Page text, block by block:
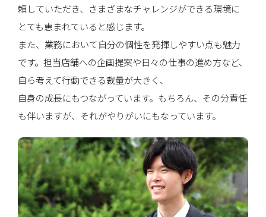
頼していただき、さまざまなチャレンジができる環境に
とても恵まれていると感じます。
また、業務において自分の個性を発揮しやすい点も魅力
です。担当店舗への企画提案や日々の仕事の進め方など、
自ら考えて行動できる裁量が大きく、
自身の成長にもつながっています。もちろん、その分責任
も伴いますが、それがやりがいにもなっています。